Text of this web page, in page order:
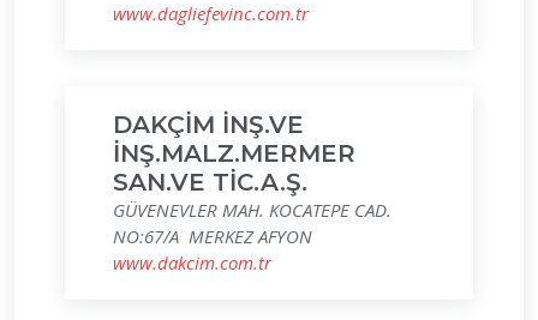
www.dagliefevinc.com.tr
DAKÇİM İNŞ.VE
İNŞ.MALZ.MERMER
SAN.VE TİC.A.Ş.
GÜVENEVLER MAH. KOCATEPE CAD.
NO:67/A MERKEZ AFYON
www.dakcim.com.tr